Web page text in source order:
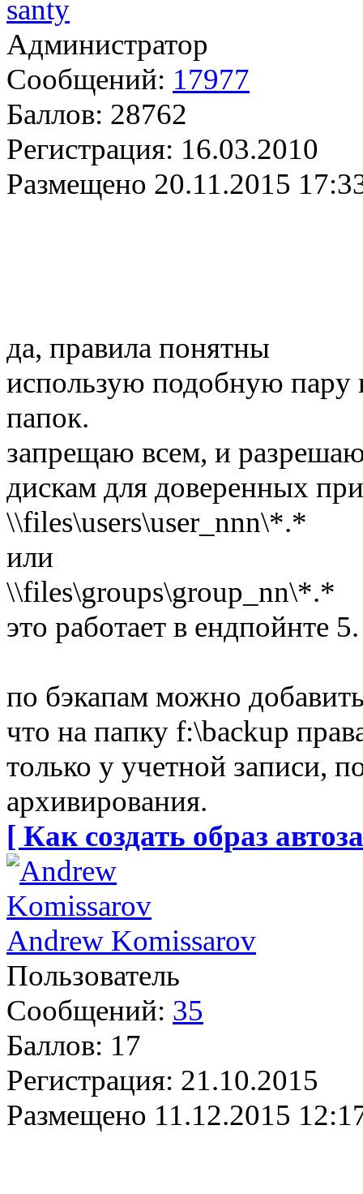
santy
Администратор
Сообщений: 17977
Баллов: 28762
Регистрация: 16.03.2010
Размещено 20.11.2015
да, правила понятны
использую подобную пару
папок.
запрещаю всем, и
дискам для доверенных
\\files\users\user_nnn\*.*
или
\\files\groups\group_nn\*.*
это работает в ендпойнте 5.
по бэкапам можно
что на папку f:\backup
только у учетной записи,
архивирования.
[ Как создать образ
Andrew Komissarov
Пользователь
Сообщений: 35
Баллов: 17
Регистрация: 21.10.2015
Размещено 11.12.2015